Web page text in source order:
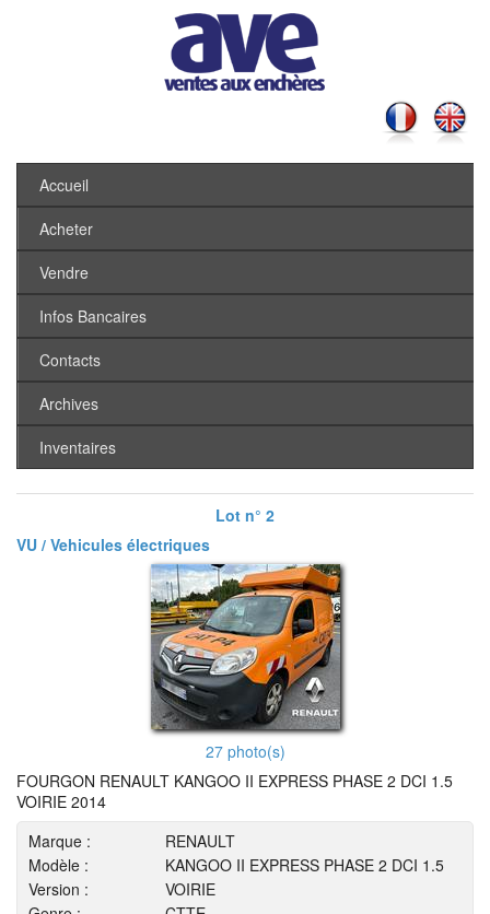
Accueil
Acheter
Vendre
Infos Bancaires
Contacts
Archives
Inventaires
Lot n° 2
VU / Vehicules électriques
27 photo(s)
FOURGON RENAULT KANGOO II EXPRESS PHASE 2 DCI 1.5
VOIRIE 2014
Marque :
RENAULT
Modèle :
KANGOO II EXPRESS PHASE 2 DCI 1.5
Version :
VOIRIE